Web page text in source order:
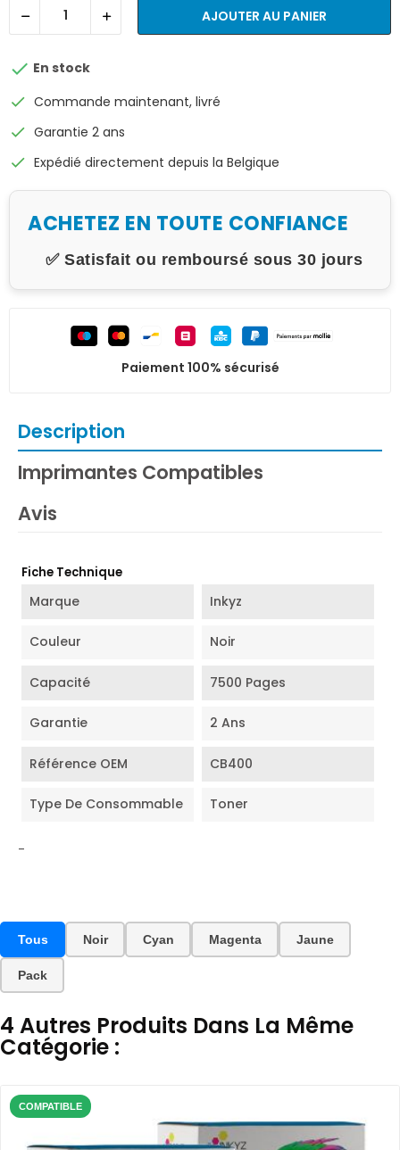
AJOUTER AU PANIER
 En stock
check Commande maintenant, livré
check Garantie 2 ans
check Expédié directement depuis la Belgique
ACHETEZ EN TOUTE CONFIANCE
✅ Satisfait ou remboursé sous 30 jours
Paiement 100% sécurisé
Description
Imprimantes Compatibles
Avis
Fiche Technique
Marque Inkyz
Couleur Noir
Capacité 7500 Pages
Garantie 2 Ans
Référence OEM CB400
Type De Consommable Toner
-
Tous Noir Cyan Magenta Jaune
Pack
4 Autres Produits Dans La Même
Catégorie :
COMPATIBLE